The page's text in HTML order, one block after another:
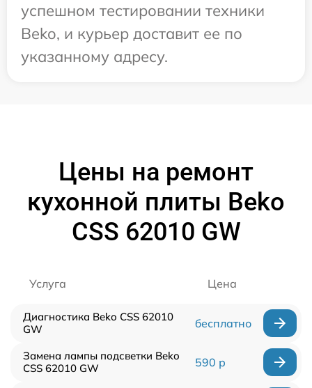
успешном тестировании техники
Beko, и курьер доставит ее по
указанному адресу.
Цены на ремонт
кухонной плиты Beko
CSS 62010 GW
Услуга Цена
Диагностика Beko CSS 62010
GW
бесплатно
Замена лампы подсветки Beko
CSS 62010 GW
590 р